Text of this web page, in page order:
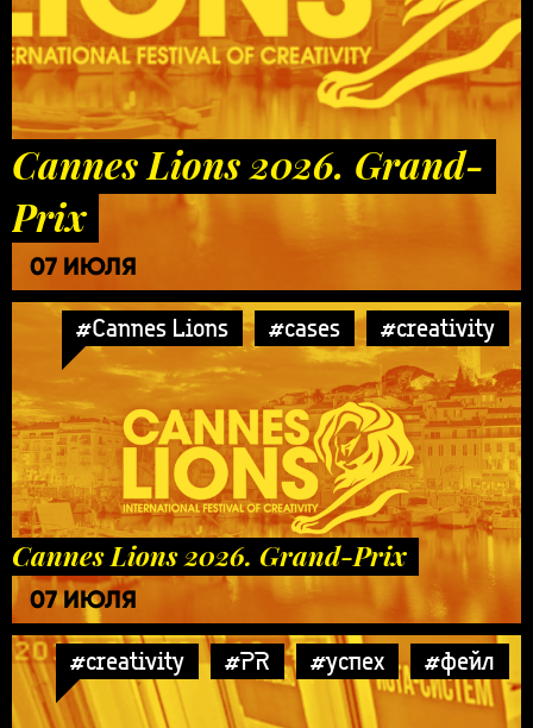
Cannes Lions 2026. Grand-
Prix
07 ИЮЛЯ
#Cannes Lions #cases #creativity
Cannes Lions 2026. Grand-Prix
07 ИЮЛЯ
#creativity #PR #успех #фейл